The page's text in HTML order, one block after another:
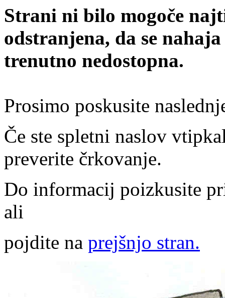
Strani ni bilo mogoče
odstranjena, da se
trenutno nedostopna.
Prosimo poskusite
Če ste spletni naslov
preverite črkovanje.
Do informacij poizkusite
ali
pojdite na prejšnjo stran.